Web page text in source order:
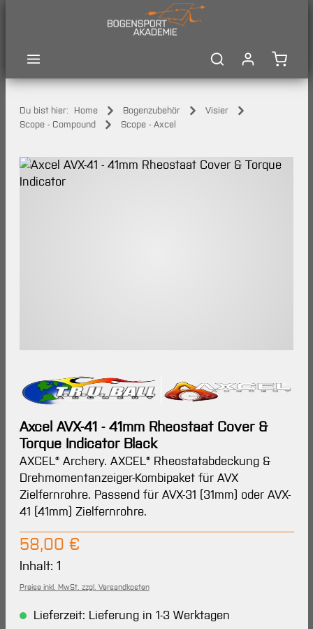
Du bist hier: Home Bogenzubehör
Visier
Scope - Compound
Scope - Axcel
Bildergalerie überspringen
Axcel AVX-41 - 41mm Rheostaat Cover &
Torque Indicator Black
AXCEL® Archery. AXCEL® Rheostatabdeckung &
Drehmomentanzeiger-Kombipaket für AVX
Zielfernrohre. Passend für AVX-31 (31mm) oder AVX-
41 (41mm) Zielfernrohre.
Regulärer Preis:
58,00 €
Inhalt: 1
Preise inkl. MwSt. zzgl. Versandkosten
Lieferzeit: Lieferung in 1-3 Werktagen